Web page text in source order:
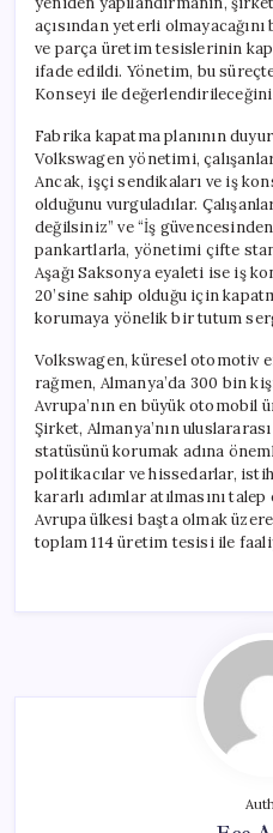
açısından yeterli
ve parça üretim tesislerinin
ifade edildi. Yönetim, bu
Konseyi ile değerlendirileceğini
Fabrika kapatma planının
Volkswagen yönetimi,
Ancak, işçi sendikaları ve iş
olduğunu vurguladılar.
değilsiniz” ve “İş
pankartlarla, yönetimi çifte
Aşağı Saksonya eyaleti ise iş
20’sine sahip olduğu için
korumaya yönelik bir tutum
Volkswagen, küresel otomotiv
rağmen, Almanya’da 300 bin
Avrupa’nın en büyük
Şirket, Almanya’nın
statüsünü korumak adına
politikacılar ve hissedarlar,
kararlı adımlar atılmasını
Avrupa ülkesi başta olmak
toplam 114 üretim tesisi ile